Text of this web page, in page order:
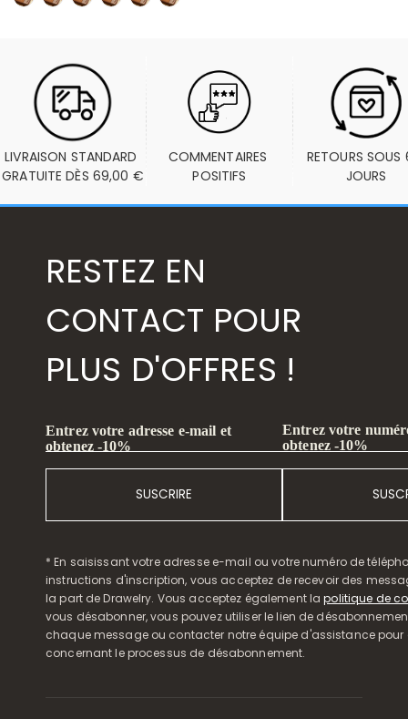
LIVRAISON STANDARD
GRATUITE DÈS 69,00 €
COMMENTAIRES
POSITIFS
RETOURS SOUS
JOURS
RESTEZ EN
CONTACT POUR
PLUS D'OFFRES !
Entrez votre adresse e-mail et
obtenez -10%
SUSCRIRE
Entrez votre
obtenez -10%
* En saisissant votre adresse e-mail ou votre numéro de
instructions d'inscription, vous acceptez de recevoir des
la part de Drawelry. Vous acceptez également lapolitique de
vous désabonner, vous pouvez utiliser le lien de
chaque message ou contacter notre équipe d'assistance pour
concernant le processus de désabonnement.